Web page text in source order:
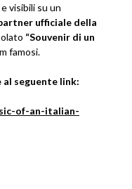
visibili su un
ufficiale della
“Souvenir di un
famosi.
seguente link:
of-an-italian-